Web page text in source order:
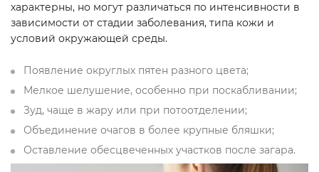
характерны, но могут различаться по интенсивности в
зависимости от стадии заболевания, типа кожи и
условий окружающей среды.
Появление округлых пятен разного цвета;
Мелкое шелушение, особенно при поскабливании;
Зуд, чаще в жару или при потоотделении;
Объединение очагов в более крупные бляшки;
Оставление обесцвеченных участков после загара.